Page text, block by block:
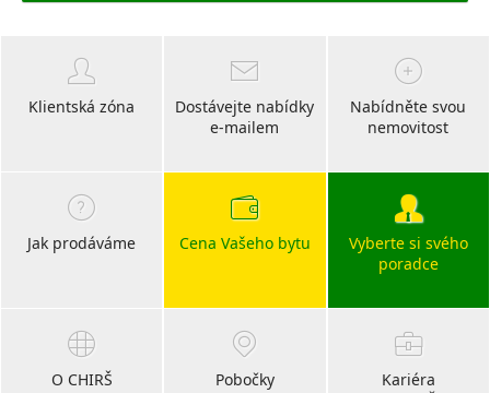
Klientská zóna
Dostávejte nabídky
e-mailem
Nabídněte svou
nemovitost
Jak prodáváme Cena Vašeho bytu
Vyberte si svého
poradce
O CHIRŠ Pobočky
Kariéra